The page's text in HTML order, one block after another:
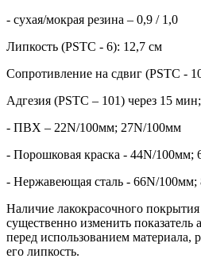
- сухая/мокрая резина – 0,9 / 1,0
Липкость (PSTC - 6): 12,7 см
Сопротивление на сдвиг (PSTC -
Адгезия (PSTC – 101) через 15
- ПВХ – 22N/100мм; 27N/100мм
- Порошковая краска - 44N/100мм;
- Нержавеющая сталь - 66N/
Наличие лакокрасочного
существенно изменить показатель
перед использованием материала,
его липкость.